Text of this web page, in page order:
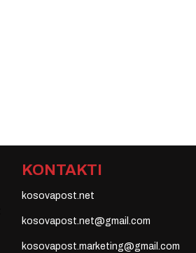
KONTAKTI
kosovapost.net
kosovapost.net@gmail.com
kosovapost.marketing@gmail.com